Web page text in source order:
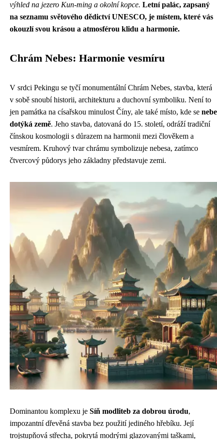
výhled na jezero Kun-ming a okolní kopce. Letní palác, zapsaný
na seznamu světového dědictví UNESCO, je místem, které vás
okouzlí svou krásou a atmosférou klidu a harmonie.
Chrám Nebes: Harmonie vesmíru
V srdci Pekingu se tyčí monumentální Chrám Nebes, stavba, která
v sobě snoubí historii, architekturu a duchovní symboliku. Není to
jen památka na císařskou minulost Číny, ale také místo, kde se nebe
dotýká země. Jeho stavba, datovaná do 15. století, odráží tradiční
čínskou kosmologii s důrazem na harmonii mezi člověkem a
vesmírem. Kruhový tvar chrámu symbolizuje nebesa, zatímco
čtvercový půdorys jeho základny představuje zemi.
Dominantou komplexu je Síň modliteb za dobrou úrodu,
impozantní dřevěná stavba bez použití jediného hřebíku. Její
trojstupňová střecha, pokrytá modrými glazovanými taškami,